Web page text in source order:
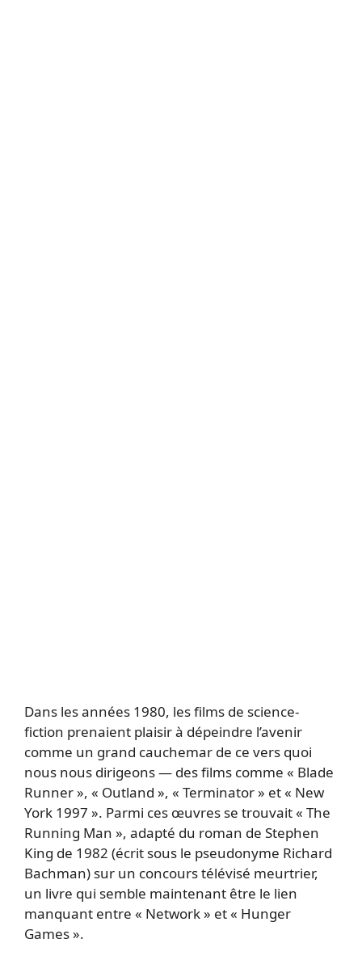
Dans les années 1980, les films de science-
fiction prenaient plaisir à dépeindre l’avenir
comme un grand cauchemar de ce vers quoi
nous nous dirigeons — des films comme « Blade
Runner », « Outland », « Terminator » et « New
York 1997 ». Parmi ces œuvres se trouvait « The
Running Man », adapté du roman de Stephen
King de 1982 (écrit sous le pseudonyme Richard
Bachman) sur un concours télévisé meurtrier,
un livre qui semble maintenant être le lien
manquant entre « Network » et « Hunger
Games ».